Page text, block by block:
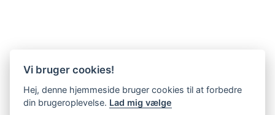
Vi bruger cookies!
Hej, denne hjemmeside bruger cookies til at forbedre
din brugeroplevelse. Lad mig vælge